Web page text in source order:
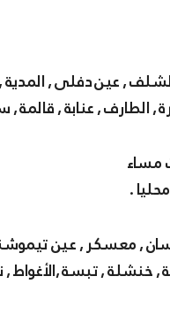
, الشلف , عين دفلى ,
الطارف , عنابة , قالمة
مساء
, معسكر , عين
خنشلة , تبسة